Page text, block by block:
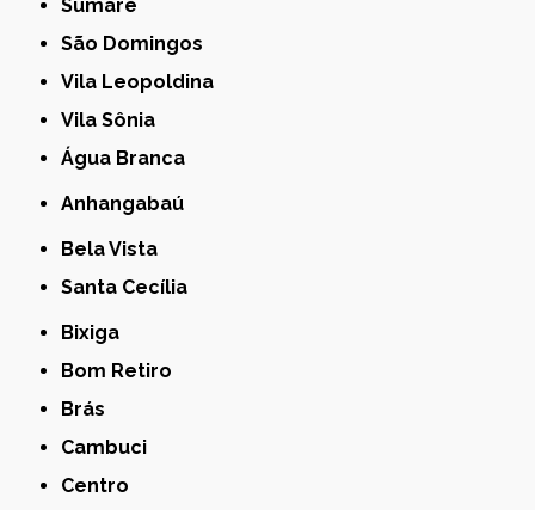
Sumaré
São Domingos
Vila Leopoldina
Vila Sônia
Água Branca
Anhangabaú
Bela Vista
Santa Cecília
Bixiga
Bom Retiro
Brás
Cambuci
Centro